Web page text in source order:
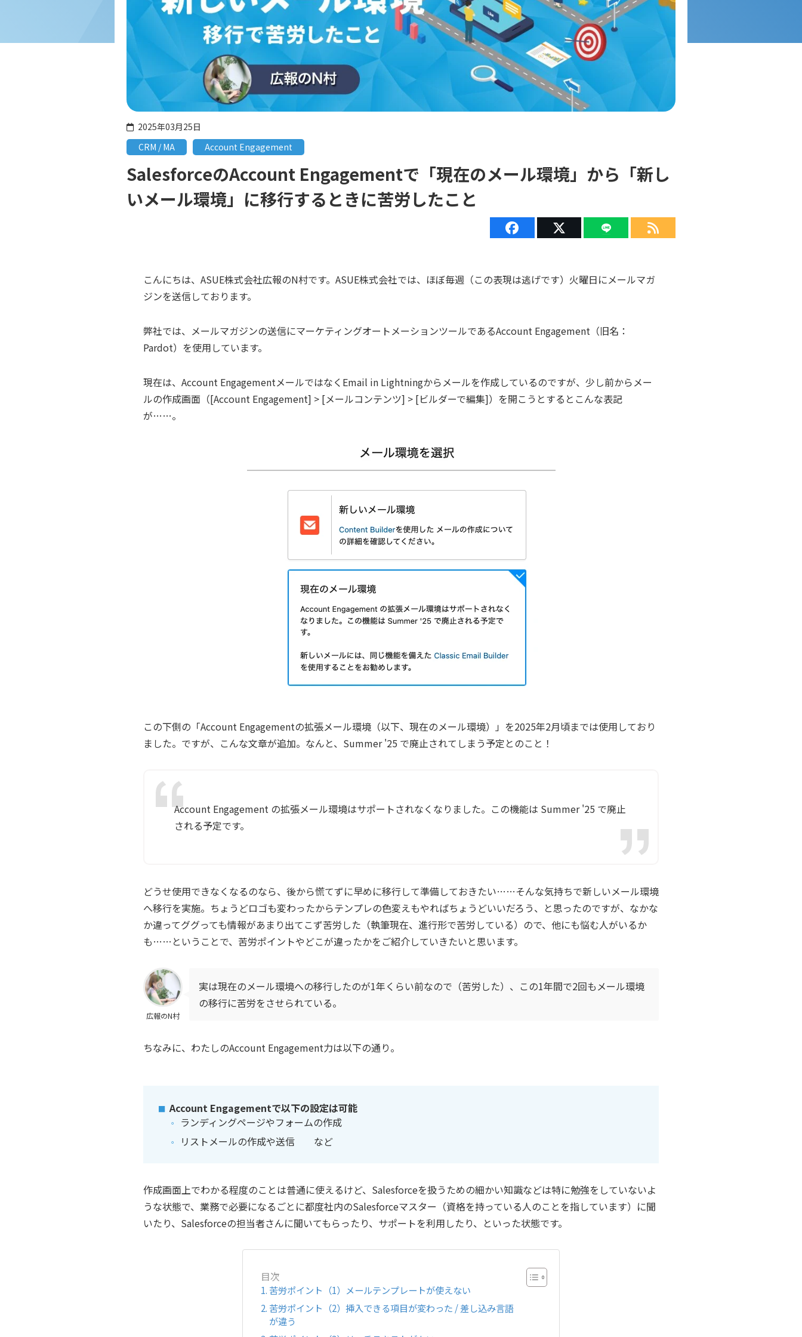
SalesforceのAccount Engagementで「現在のメール環境」から「新し
いメール環境」に移行するときに苦労したこと
2025年03月25日
CRM / MA
Account Engagement
こんにちは、ASUE株式会社広報のN村です。ASUE株式会社では、ほぼ毎週（この表現は逃げです）火曜日にメールマガ
ジンを送信しております。
弊社では、メールマガジンの送信にマーケティングオートメーションツールであるAccount Engagement（旧名：
Pardot）を使用しています。
現在は、Account EngagementメールではなくEmail in Lightningからメールを作成しているのですが、少し前からメー
ルの作成画面（[Account Engagement] > [メールコンテンツ] > [ビルダーで編集]）を開こうとするとこんな表記
が……。
この下側の「Account Engagementの拡張メール環境（以下、現在のメール環境）」を2025年2月頃までは使用しており
ました。ですが、こんな文章が追加。なんと、Summer '25 で廃止されてしまう予定とのこと！
Account Engagement の拡張メール環境はサポートされなくなりました。この機能は Summer '25 で廃止
される予定です。
どうせ使用できなくなるのなら、後から慌てずに早めに移行して準備しておきたい……そんな気持ちで新しいメール環境
へ移行を実施。ちょうどロゴも変わったからテンプレの色変えもやればちょうどいいだろう、と思ったのですが、なかな
か違ってググっても情報があまり出てこず苦労した（執筆現在、進行形で苦労している）ので、他にも悩む人がいるか
も……ということで、苦労ポイントやどこが違ったかをご紹介していきたいと思います。
広報のN村
実は現在のメール環境への移行したのが1年くらい前なので（苦労した）、この1年間で2回もメール環境
の移行に苦労をさせられている。
ちなみに、わたしのAccount Engagement力は以下の通り。
Account Engagementで以下の設定は可能
ランディングページやフォームの作成
リストメールの作成や送信 など
作成画面上でわかる程度のことは普通に使えるけど、Salesforceを扱うための細かい知識などは特に勉強をしていないよ
うな状態で、業務で必要になるごとに都度社内のSalesforceマスター（資格を持っている人のことを指しています）に聞
いたり、Salesforceの担当者さんに聞いてもらったり、サポートを利用したり、といった状態です。
目次
苦労ポイント（1）メールテンプレートが使えない
苦労ポイント（2）挿入できる項目が変わった / 差し込み言語
が違う